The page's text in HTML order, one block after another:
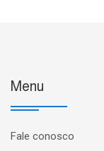
Menu
Fale conosco